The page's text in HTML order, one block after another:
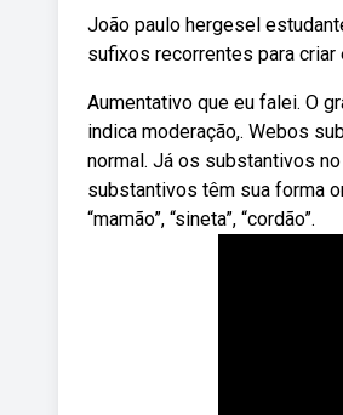
João paulo hergesel
sufixos recorrentes para
Aumentativo que eu falei. O
indica moderação,. Webos
normal. Já os substantivos
substantivos têm sua forma
“mamão”, “sineta”, “cordão”.